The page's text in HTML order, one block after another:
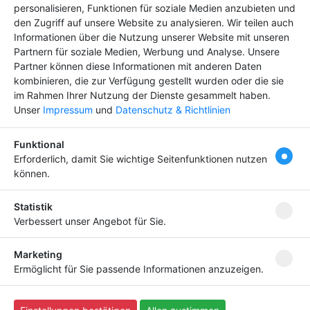
Premium-Eintrag schon
ab4,99 €
Bringen Sie Ihr Business nach vorn!
Newsletter abonnieren
Melden Sie sich für unseren Newsletter an, um kein
Neuigkeiten mehr zu verpassen.
Ich willige ein, dass meine Angaben laut
Datenschutzerklärung zweckgebunden verarbeitet
werden.
vorbehalten - Script:
SF-Branchenbuch V3 Pro
personalisieren, Funktionen für soziale Medien anzubieten und
den Zugriff auf unsere Website zu analysieren. Wir teilen auch
Informationen über die Nutzung unserer Website mit unseren
Partnern für soziale Medien, Werbung und Analyse. Unsere
Partner können diese Informationen mit anderen Daten
kombinieren, die zur Verfügung gestellt wurden oder die sie
im Rahmen Ihrer Nutzung der Dienste gesammelt haben.
Unser Impressum und Datenschutz & Richtlinien
Funktional
Erforderlich, damit Sie wichtige Seitenfunktionen nutzen
können.
Statistik
Verbessert unser Angebot für Sie.
Marketing
Ermöglicht für Sie passende Informationen anzuzeigen.